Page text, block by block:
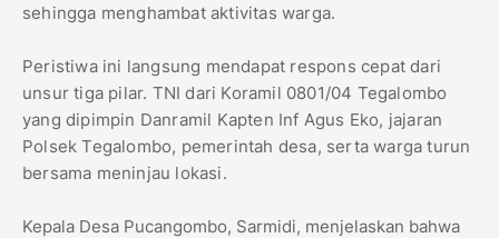
sehingga menghambat aktivitas warga.
Peristiwa ini langsung mendapat respons cepat dari
unsur tiga pilar. TNI dari Koramil 0801/04 Tegalombo
yang dipimpin Danramil Kapten Inf Agus Eko, jajaran
Polsek Tegalombo, pemerintah desa, serta warga turun
bersama meninjau lokasi.
Kepala Desa Pucangombo, Sarmidi, menjelaskan bahwa